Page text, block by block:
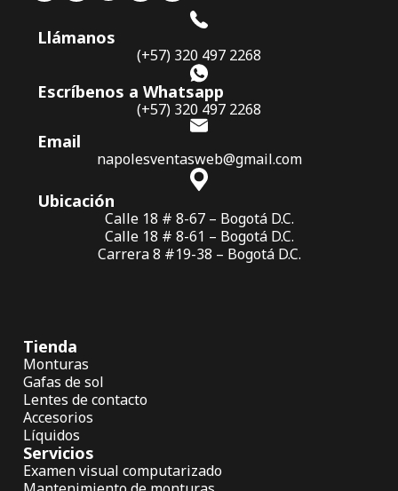
Llámanos
(+57) 320 497 2268
Escríbenos a Whatsapp
(+57) 320 497 2268
Email
napolesventasweb@gmail.com
Ubicación
Calle 18 # 8-67 – Bogotá D.C.
Calle 18 # 8-61 – Bogotá D.C.
Carrera 8 #19-38 – Bogotá D.C.
Tienda
Monturas
Gafas de sol
Lentes de contacto
Accesorios
Líquidos
Servicios
Examen visual computarizado